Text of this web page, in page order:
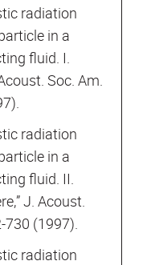
radiation
in a
fluid. I.
Soc. Am.
radiation
in a
fluid. II.
J. Acoust.
730 (1997).
radiation